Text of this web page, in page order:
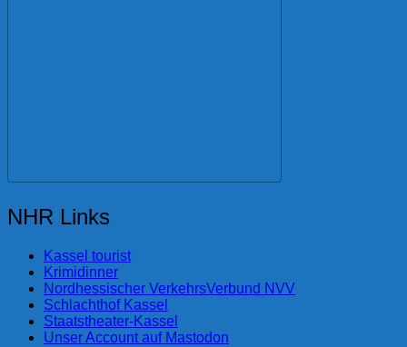
NHR Links
Kassel tourist
Krimidinner
Nordhessischer VerkehrsVerbund NVV
Schlachthof Kassel
Staatstheater-Kassel
Unser Account auf Mastodon